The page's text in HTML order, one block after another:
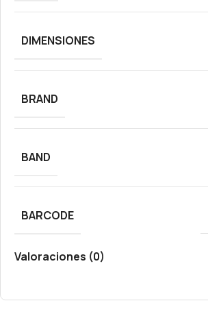
DIMENSIONES
BRAND
BAND
BARCODE
Valoraciones (0)